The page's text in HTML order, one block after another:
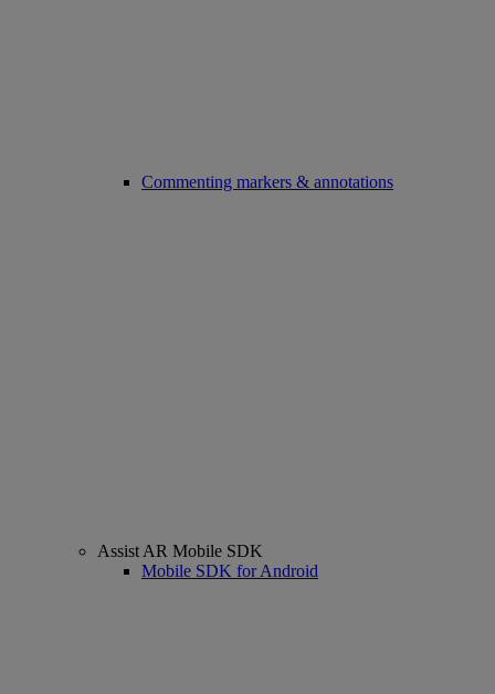
Commenting markers & annotations
Assist AR Mobile SDK
Mobile SDK for Android